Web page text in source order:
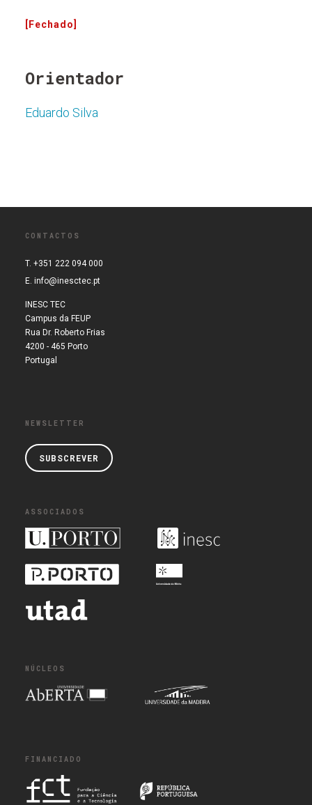
[Fechado]
Orientador
Eduardo Silva
CONTACTOS
T. +351 222 094 000
E. info@inesctec.pt
INESC TEC
Campus da FEUP
Rua Dr. Roberto Frias
4200 - 465 Porto
Portugal
NEWSLETTER
SUBSCREVER
ASSOCIADOS
NÚCLEOS
FINANCIADO